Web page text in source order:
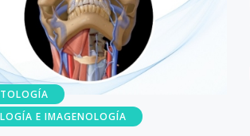
E IMAGENOLOGÍA